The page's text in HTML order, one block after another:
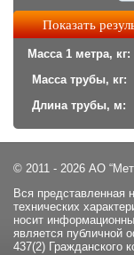
Масса 1 метра, кг:
Масса трубы, кг:
Длина трубы, м:
© 2011 - 2026 АО
Вся представленная
технических
носит
является публичной
437(2) Гражданского